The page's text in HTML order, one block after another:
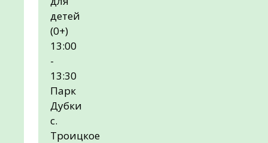
детей
(0+)
13:00
-
13:30
Парк
Дубки
с.
Троицкое